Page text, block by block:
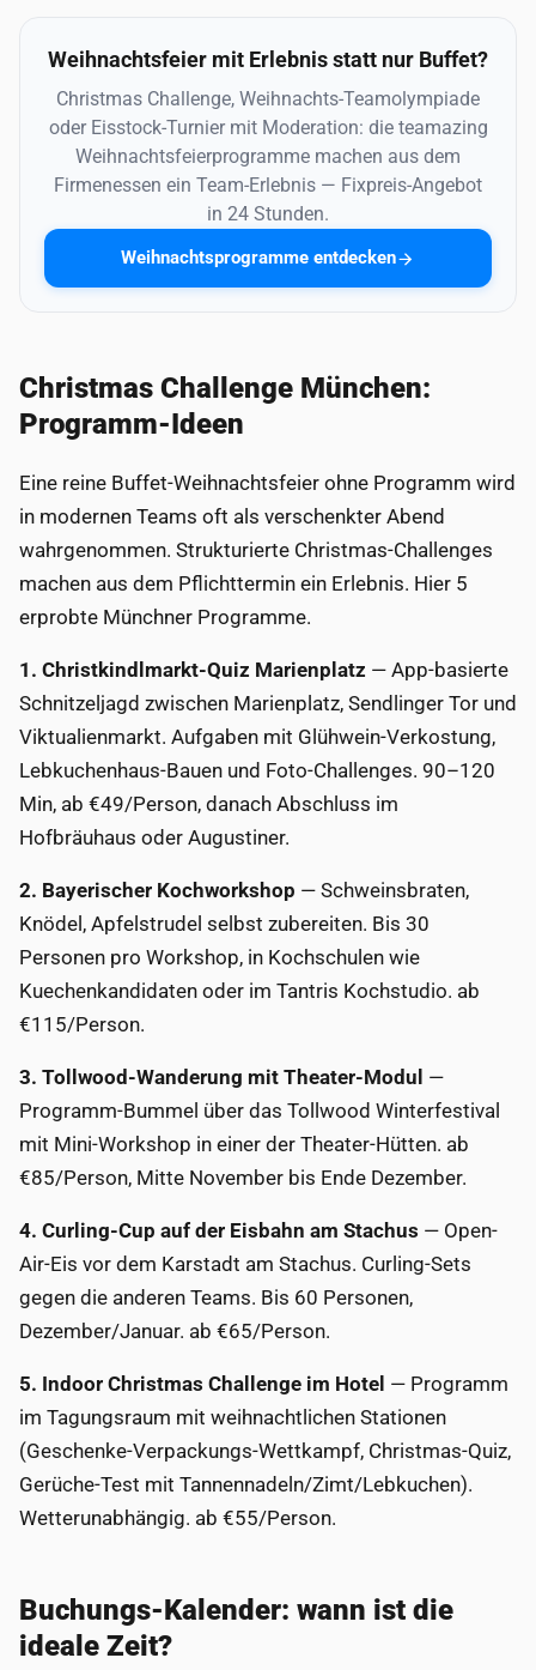
Weihnachtsfeier mit Erlebnis statt nur Buffet?
Christmas Challenge, Weihnachts-Teamolympiade
oder Eisstock-Turnier mit Moderation: die teamazing
Weihnachtsfeierprogramme machen aus dem
Firmenessen ein Team-Erlebnis — Fixpreis-Angebot
in 24 Stunden.
Weihnachtsprogramme entdecken
Christmas Challenge München:
Programm-Ideen
Eine reine Buffet-Weihnachtsfeier ohne Programm wird
in modernen Teams oft als verschenkter Abend
wahrgenommen. Strukturierte Christmas-Challenges
machen aus dem Pflichttermin ein Erlebnis. Hier 5
erprobte Münchner Programme.
1. Christkindlmarkt-Quiz Marienplatz — App-basierte
Schnitzeljagd zwischen Marienplatz, Sendlinger Tor und
Viktualienmarkt. Aufgaben mit Glühwein-Verkostung,
Lebkuchenhaus-Bauen und Foto-Challenges. 90–120
Min, ab €49/Person, danach Abschluss im
Hofbräuhaus oder Augustiner.
2. Bayerischer Kochworkshop — Schweinsbraten,
Knödel, Apfelstrudel selbst zubereiten. Bis 30
Personen pro Workshop, in Kochschulen wie
Kuechenkandidaten oder im Tantris Kochstudio. ab
€115/Person.
3. Tollwood-Wanderung mit Theater-Modul —
Programm-Bummel über das Tollwood Winterfestival
mit Mini-Workshop in einer der Theater-Hütten. ab
€85/Person, Mitte November bis Ende Dezember.
4. Curling-Cup auf der Eisbahn am Stachus — Open-
Air-Eis vor dem Karstadt am Stachus. Curling-Sets
gegen die anderen Teams. Bis 60 Personen,
Dezember/Januar. ab €65/Person.
5. Indoor Christmas Challenge im Hotel — Programm
im Tagungsraum mit weihnachtlichen Stationen
(Geschenke-Verpackungs-Wettkampf, Christmas-Quiz,
Gerüche-Test mit Tannennadeln/Zimt/Lebkuchen).
Wetterunabhängig. ab €55/Person.
Buchungs-Kalender: wann ist die
ideale Zeit?